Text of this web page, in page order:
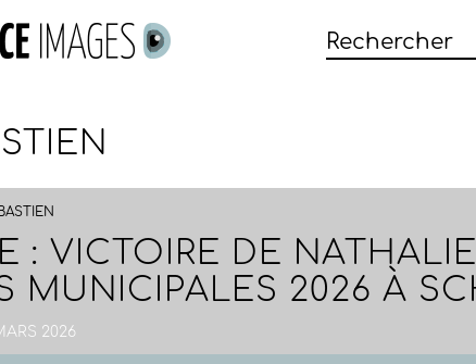
: VICTOIRE DE
MUNICIPALES 2026 À
2026